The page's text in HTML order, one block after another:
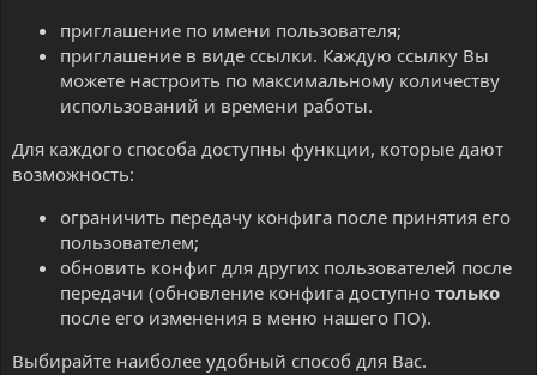
приглашение по имени пользователя;
приглашение в виде ссылки. Каждую ссылку Вы
можете настроить по максимальному количеству
использований и времени работы.
Для каждого способа доступны функции, которые дают
возможность:
ограничить передачу конфига после принятия его
пользователем;
обновить конфиг для других пользователей после
передачи (обновление конфига доступно только
после его изменения в меню нашего ПО).
Выбирайте наиболее удобный способ для Вас.